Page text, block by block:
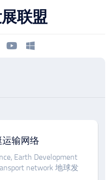
联盟
输网络
Earth Development
network 地球发